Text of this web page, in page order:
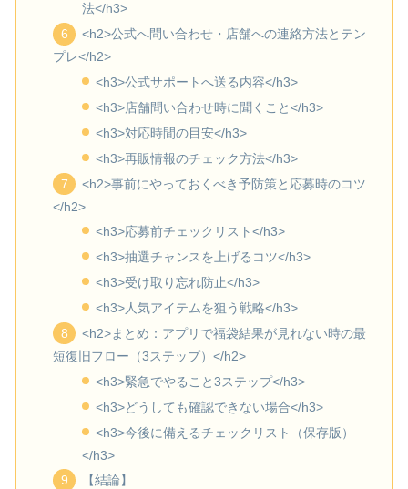
法</h3>
<h2>公式へ問い合わせ・店舗への連絡方法とテン
プレ</h2>
<h3>公式サポートへ送る内容</h3>
<h3>店舗問い合わせ時に聞くこと</h3>
<h3>対応時間の目安</h3>
<h3>再販情報のチェック方法</h3>
<h2>事前にやっておくべき予防策と応募時のコツ
</h2>
<h3>応募前チェックリスト</h3>
<h3>抽選チャンスを上げるコツ</h3>
<h3>受け取り忘れ防止</h3>
<h3>人気アイテムを狙う戦略</h3>
<h2>まとめ：アプリで福袋結果が見れない時の最
短復旧フロー（3ステップ）</h2>
<h3>緊急でやること3ステップ</h3>
<h3>どうしても確認できない場合</h3>
<h3>今後に備えるチェックリスト（保存版）
</h3>
【結論】